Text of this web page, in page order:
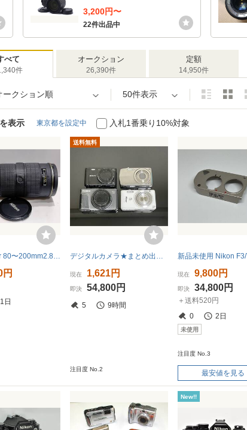
3,200円〜
22件出品中
べて
件
オークション
26,390件
定額
14,950件
ークション順 50件表示
表示 東京都を設定中 入札1番乗り10%対象
AF-S Nikkor 80〜200mm2.8 フォーカス不良、ジャンク
円
1日
送料無料
デジタルカメラ★まとめ出品★Canon/Nikon/SONY/CASIOなど 計4台【未確認 ジャンク】
現在 1,621円
即決 54,800円
5 9時間
注目度 No.2
現在 9,800円
即決 34,800円
＋送料520円
0
2日
未使用
注目度 No.3
最安値を見る
New!!